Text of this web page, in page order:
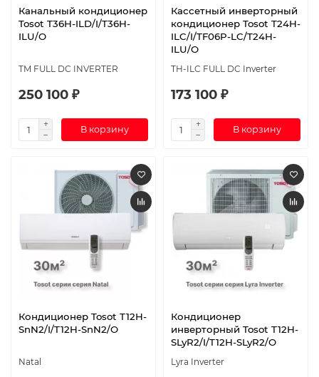
Канальный кондиционер
Tosot T36H-ILD/I/T36H-
ILU/O
TM FULL DC INVERTER
250 100 ₽
В корзину
Кассетный инверторный
кондиционер Tosot T24H-
ILC/I/TF06P-LC/T24H-
ILU/O
TH-ILC FULL DC Inverter
173 100 ₽
В корзину
Кондиционер Tosot T12H-
SnN2/I/T12H-SnN2/O
Natal
Кондиционер
инверторный Tosot T12H-
SLyR2/I/T12H-SLyR2/O
Lyra Inverter